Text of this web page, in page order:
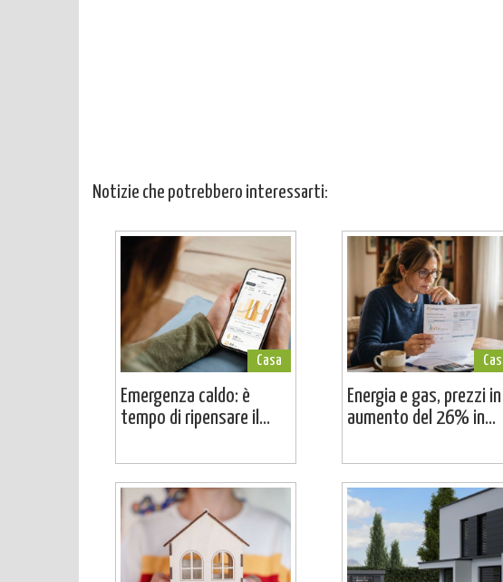
Notizie che potrebbero interessarti:
Casa
Emergenza caldo: è
tempo di ripensare il...
Energia e gas, prezzi in
aumento del 26% in...